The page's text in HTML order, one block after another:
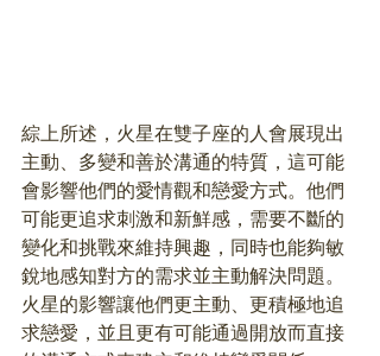
綜上所述，火星在雙子座的人會展現出
主動、多變和善於溝通的特質，這可能
會影響他們的愛情觀和戀愛方式。他們
可能更追求刺激和新鮮感，需要不斷的
變化和挑戰來維持興趣，同時也能夠敏
銳地感知對方的需求並主動解決問題。
火星的影響讓他們更主動、更積極地追
求戀愛，並且更有可能通過開放而直接